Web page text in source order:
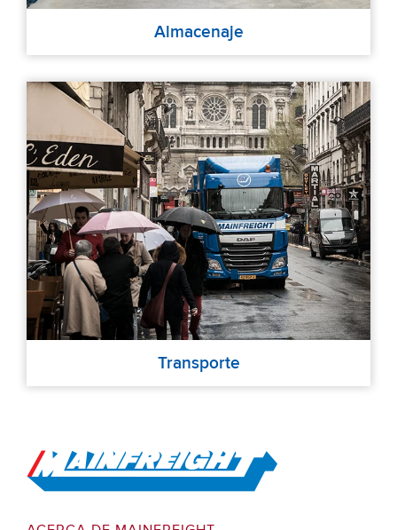
Almacenaje
Transporte
Go to Home